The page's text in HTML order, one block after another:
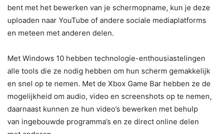
bent met het bewerken van je schermopname, kun je deze
uploaden naar YouTube of andere sociale mediaplatforms
en meteen met anderen delen.
Met Windows 10 hebben technologie-enthousiastelingen
alle tools die ze nodig hebben om hun scherm gemakkelijk
en snel op te nemen. Met de Xbox Game Bar hebben ze de
mogelijkheid om audio, video en screenshots op te nemen,
daarnaast kunnen ze hun video’s bewerken met behulp
van ingebouwde programma’s en ze direct online delen